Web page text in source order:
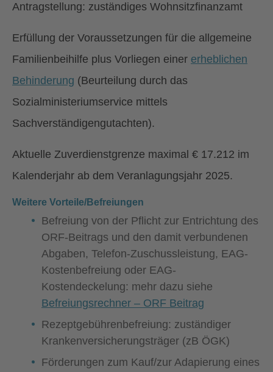
Antragstellung: zuständiges Wohnsitzfinanzamt
Erfüllung der Voraussetzungen für die allgemeine
Familienbeihilfe plus Vorliegen einer erheblichen
Behinderung (Beurteilung durch das
Sozialministeriumservice mittels
Sachverständigengutachten).
Aktuelle Zuverdienstgrenze maximal € 17.212 im
Kalenderjahr ab dem Veranlagungsjahr 2025.
Weitere Vorteile/Befreiungen
Befreiung von der Pflicht zur Entrichtung des
ORF-Beitrags und den damit verbundenen
Abgaben, Telefon-Zuschussleistung, EAG-
Kostenbefreiung oder EAG-
Kostendeckelung: mehr dazu siehe
Befreiungsrechner – ORF Beitrag
Rezeptgebührenbefreiung: zuständiger
Krankenversicherungsträger (zB ÖGK)
Förderungen zum Kauf/zur Adapierung eines